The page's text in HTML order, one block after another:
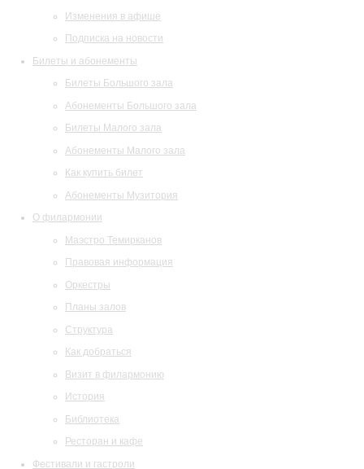
Изменения в афише
Подписка на новости
Билеты и абонементы
Билеты Большого зала
Абонементы Большого зала
Билеты Малого зала
Абонементы Малого зала
Как купить билет
Абонементы Музитория
О филармонии
Маэстро Темирканов
Правовая информация
Оркестры
Планы залов
Структура
Как добраться
Визит в филармонию
История
Библиотека
Ресторан и кафе
Фестивали и гастроли